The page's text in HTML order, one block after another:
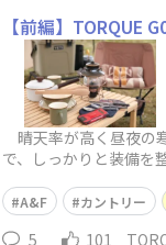
【前編】TORQUE
晴天率が高く昼夜の
で、しっかりと装備を
A&F カントリー
5 101